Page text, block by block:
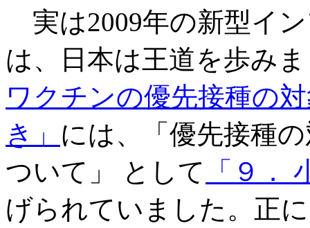
実は2009年の新型イ
は、日本は王道を歩み
ワクチンの優先接種の
き」 には、「優先接種
ついて」 として
「９．
げられていました。正